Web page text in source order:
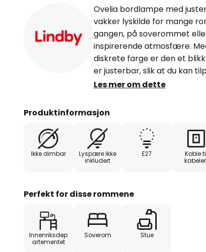
Ovelia bordlampe med
vakker lyskilde for mange
gangen, på soverommet
inspirerende atmosfære.
diskrete farge er den et
er justerbar, slik at du kan
ut. Ovelia slås av og på ved
Les mer om dette
Produktinformasjon
Ikke dimbar
Lyspære ikke
inkludert
E27
Koble
Perfekt for disse rommene
Innenriksdep
artementet
Soverom Stue